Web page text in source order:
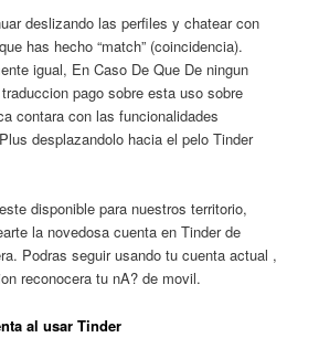
deslizando las perfiles y chatear con
has hecho “match” (coincidencia).
igual, En Caso De Que De ningun
pago sobre esta uso sobre
contara con las funcionalidades
desplazandolo hacia el pelo Tinder
disponible para nuestros territorio,
la novedosa cuenta en Tinder de
Podras seguir usando tu cuenta actual ,
reconocera tu nA? de movil.
al usar Tinder